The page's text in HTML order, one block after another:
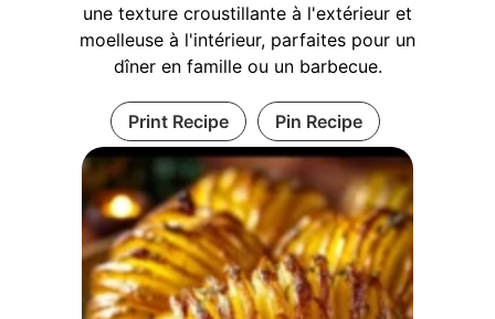
une texture croustillante à l'extérieur et
moelleuse à l'intérieur, parfaites pour un
dîner en famille ou un barbecue.
Print Recipe Pin Recipe